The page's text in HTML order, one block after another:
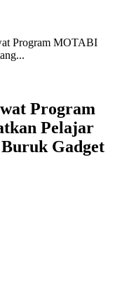
Program MOTABI
Program
Pelajar
Gadget